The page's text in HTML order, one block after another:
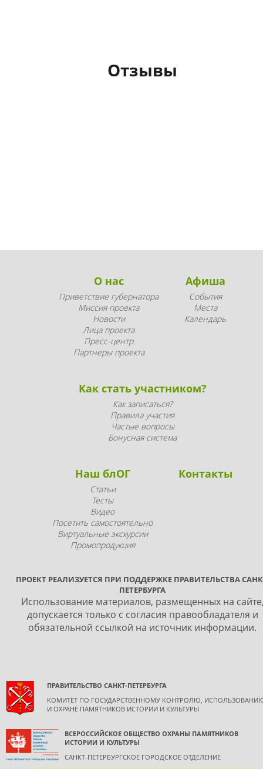
Отзывы
О нас
Приветствие губернатора
Миссия проекта
Новости
Лица проекта
Пресс-центр
Партнеры проекта
Афиша
События
Места
Календарь
Как стать участником?
Как записаться?
Правила участия
Частые вопросы
Бонусная система
Наш блОГ
Статьи
Тесты
Видео
Посетить самостоятельно
Виртуальные экскурсии
Промопродукция
Контакты
ПРОЕКТ РЕАЛИЗУЕТСЯ ПРИ ПОДДЕРЖКЕ ПРАВИТЕЛЬСТВА
ПЕТЕРБУРГА
Использование материалов, размещенных на
допускается только с согласия правообладателя и
обязательной ссылкой на источник информации.
ПРАВИТЕЛЬСТВО САНКТ-ПЕТЕРБУРГА
КОМИТЕТ ПО ГОСУДАРСТВЕННОМУ КОНТРОЛЮ,
И ОХРАНЕ ПАМЯТНИКОВ ИСТОРИИ И КУЛЬТУРЫ
ВСЕРОССИЙСКОЕ ОБЩЕСТВО ОХРАНЫ ПАМЯТНИКОВ
ИСТОРИИ И КУЛЬТУРЫ
САНКТ-ПЕТЕРБУРГСКОЕ ГОРОДСКОЕ ОТДЕЛЕНИЕ